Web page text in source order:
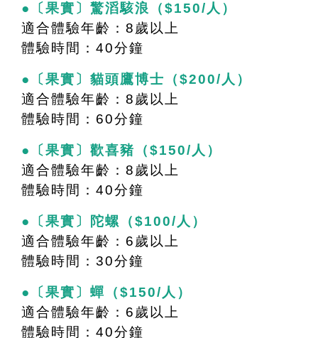
●〔果實〕驚滔駭浪（$150/人）
適合體驗年齡：8歲以上
體驗時間：40分鐘
●〔果實〕貓頭鷹博士（$200/人）
適合體驗年齡：8歲以上
體驗時間：60分鐘
●〔果實〕歡喜豬（$150/人）
適合體驗年齡：8歲以上
體驗時間：40分鐘
●〔果實〕陀螺（$100/人）
適合體驗年齡：6歲以上
體驗時間：30分鐘
●〔果實〕蟬（$150/人）
適合體驗年齡：6歲以上
體驗時間：40分鐘